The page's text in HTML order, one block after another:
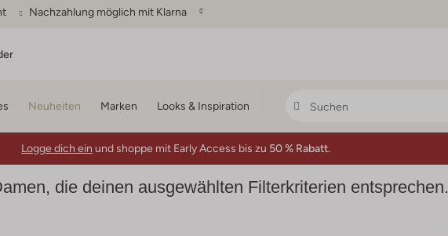
Nachzahlung möglich mit Klarna
Neuheiten Marken Looks & Inspiration
Logge dich ein und shoppe mit Early Access bis zu 50 % Rabatt.
die deinen ausgewählten Filterkriterien entsprechen.